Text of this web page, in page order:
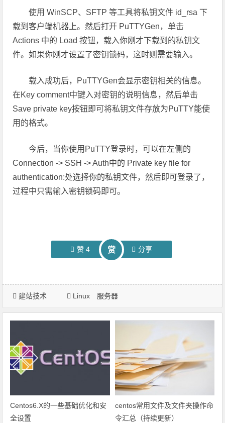
使用 WinSCP、SFTP 等工具将私钥文件 id_rsa 下
载到客户端机器上。然后打开 PuTTYGen，单击
Actions 中的 Load 按钮，载入你刚才下载到的私钥文
件。如果你刚才设置了密钥锁码，这时则需要输入。
载入成功后，PuTTYGen会显示密钥相关的信息。
在Key comment中键入对密钥的说明信息，然后单击
Save private key按钮即可将私钥文件存放为PuTTY能使
用的格式。
今后，当你使用PuTTY登录时，可以在左侧的
Connection -> SSH -> Auth中的 Private key file for
authentication:处选择你的私钥文件，然后即可登录了，
过程中只需输入密钥锁码即可。
赞4 赏 分享
建站技术 Linux 服务器
Centos6.X的一些基础优化和安
全设置
centos常用文件及文件夹操作命
令汇总（持续更新）